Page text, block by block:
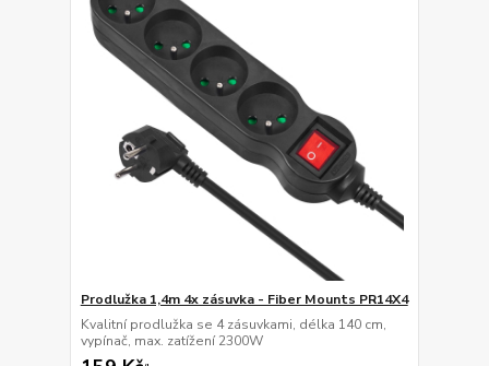
Prodlužka 1,4m 4x zásuvka - Fiber Mounts PR14X4
Kvalitní prodlužka se 4 zásuvkami, délka 140 cm,
vypínač, max. zatížení 2300W